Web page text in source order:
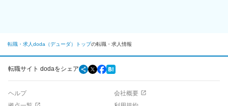
転職・求人doda（デューダ）トップの転職・求人情報
転職サイト dodaをシェア
ヘルプ
会社概要